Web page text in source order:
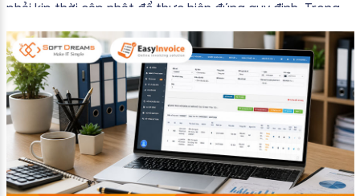
phải kịp thời cập nhật để thực hiện đúng quy định. Trong
bài viết này, hóa đơn điện tử EasyInvoice sẽ chia sẻ 13
trường hợp hóa đơn điện tử không cần […]